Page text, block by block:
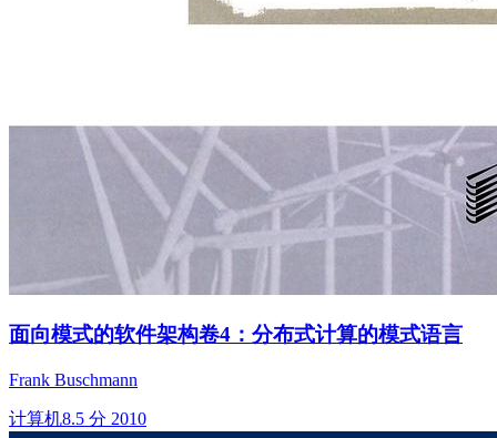
面向模式的软件架构卷4：分布式计算的模式语言
Frank Buschmann
计算机8.5 分 2010